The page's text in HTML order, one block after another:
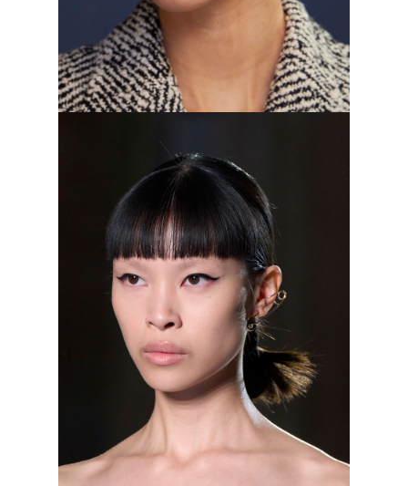
Susan Fang, осень–зима 2023/2024